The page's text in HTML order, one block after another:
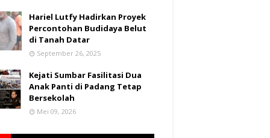
Hariel Lutfy Hadirkan Proyek
Percontohan Budidaya Belut
di Tanah Datar
September 26, 2025
Kejati Sumbar Fasilitasi Dua
Anak Panti di Padang Tetap
Bersekolah
Mei 09, 2026